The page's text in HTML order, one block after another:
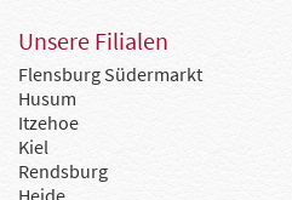
Unsere Filialen
Flensburg Südermarkt
Husum
Itzehoe
Kiel
Rendsburg
Heide